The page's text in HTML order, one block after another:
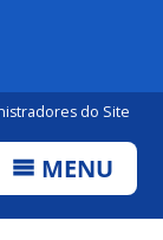
do Site
MENU